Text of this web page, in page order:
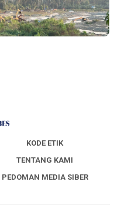
KODE ETIK
TENTANG KAMI
PEDOMAN MEDIA SIBER